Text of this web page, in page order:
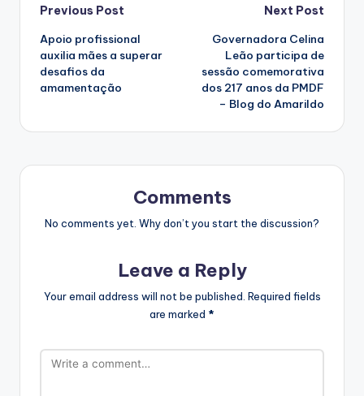
Post
navigation
Previous Post
Apoio profissional
auxilia mães a superar
desafios da
amamentação
Next Post
Governadora Celina
Leão participa de
sessão comemorativa
dos 217 anos da PMDF
– Blog do Amarildo
Comments
No comments yet. Why don’t you start the discussion?
Leave a Reply
Your email address will not be published. Required fields
are marked *